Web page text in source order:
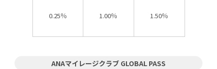
0.25％ 1.00％ 1.50％
ANAマイレージクラブ GLOBAL PASS